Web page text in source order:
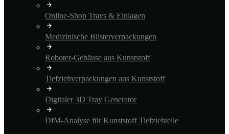
Online-Shop Trays & Einlagen
Medizinische Blisterverpackungen
Roboter-Gehäuse aus Kunststoff
Tiefziehverpackungen aus Kunststoff
Digitaler 3D Tray Generator
DfM-Analyse für Kunststoff Tiefziehteile